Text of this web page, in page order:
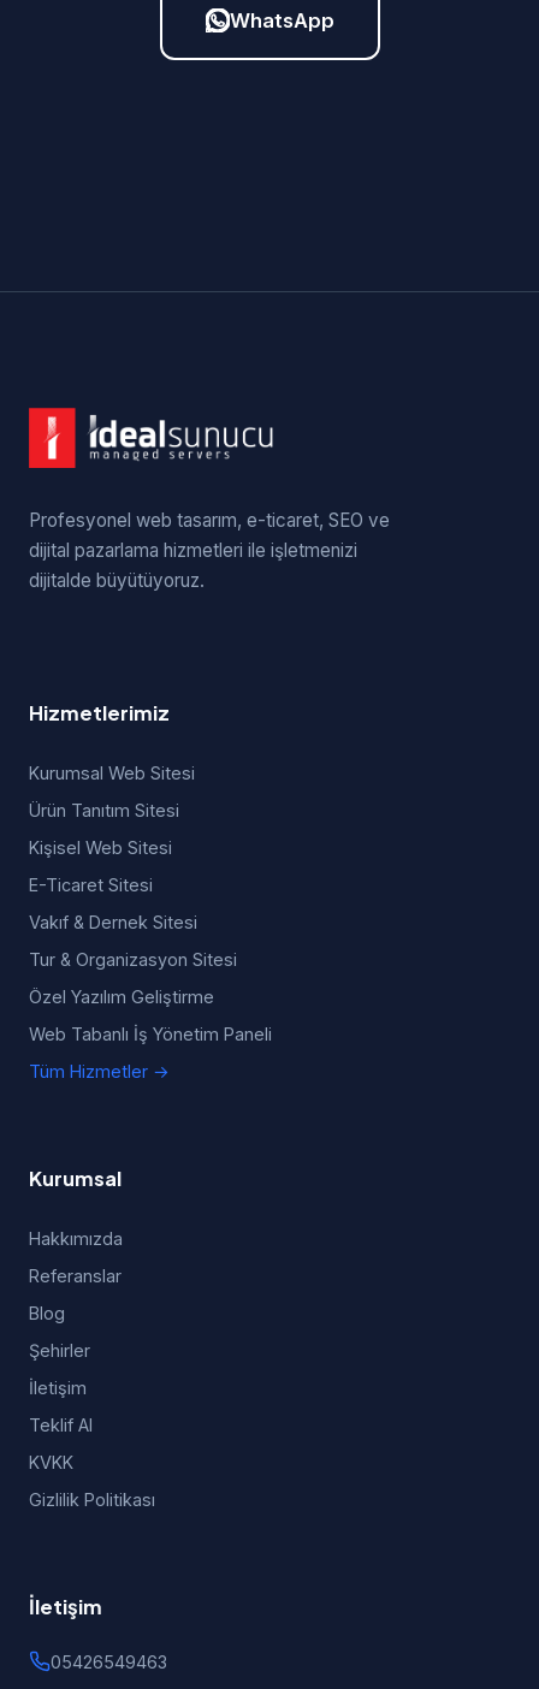
WhatsApp
Profesyonel web tasarım, e-ticaret, SEO ve
dijital pazarlama hizmetleri ile işletmenizi
dijitalde büyütüyoruz.
Hizmetlerimiz
Kurumsal Web Sitesi
Ürün Tanıtım Sitesi
Kişisel Web Sitesi
E-Ticaret Sitesi
Vakıf & Dernek Sitesi
Tur & Organizasyon Sitesi
Özel Yazılım Geliştirme
Web Tabanlı İş Yönetim Paneli
Tüm Hizmetler →
Kurumsal
Hakkımızda
Referanslar
Blog
Şehirler
İletişim
Teklif Al
KVKK
Gizlilik Politikası
İletişim
05426549463